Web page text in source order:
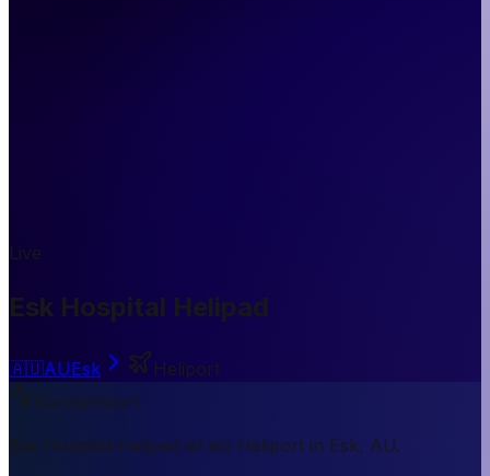
Live
Esk Hospital Helipad
🇦🇺AUEsk
Heliport
Kurzantwort
Esk Hospital Helipad ist ein Heliport in Esk, AU.